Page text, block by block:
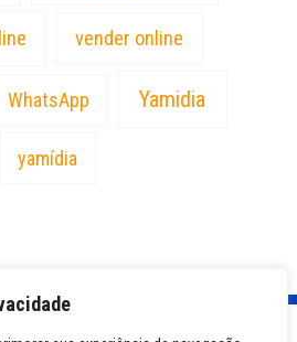
vender online
WhatsApp Yamidia
yamídia